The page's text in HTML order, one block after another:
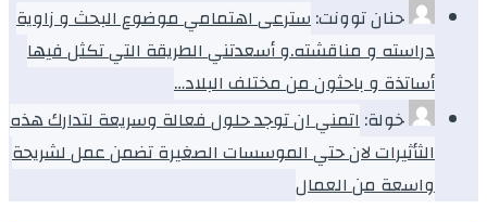
حنان توونت:سترعى اهتمامي موضوع البحث و زاوية
دراسته و مناقشته.و أسعدتني الطريقة التي تكثل فيها
أساتذة و باحثون من مختلف البلاد…
خولة:اتمني ان توجد حلول فعالة وسريعة لتدارك هذه
الثأثيرات لان حتي الموسسات الصغيرة تضمن عمل لشريحة
واسعة من العمال